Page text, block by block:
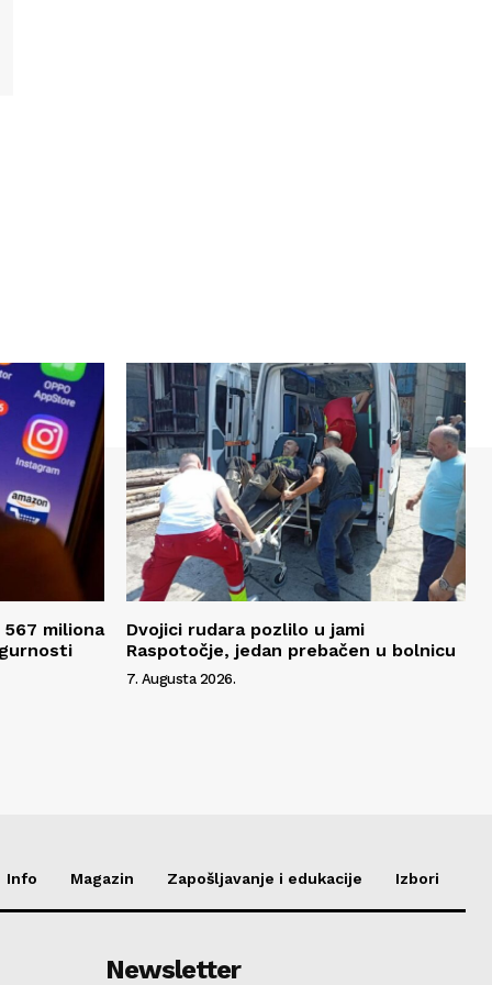
miliona
Dvojici rudara pozlilo u jami
Raspotočje, jedan prebačen u bolnicu
7. Augusta 2026.
Info Magazin Zapošljavanje i edukacije Izbori
Newsletter